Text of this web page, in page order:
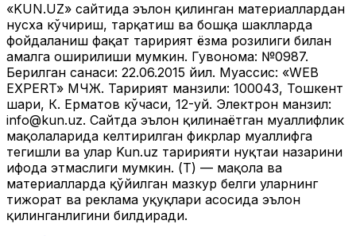
«KUN.UZ» сайтида эълон қилинган материаллардан
нусха кўчириш, тарқатиш ва бошқа шаклларда
фойдаланиш фақат таҳририят ёзма розилиги билан
амалга оширилиши мумкин. Гувоҳнома: №0987.
Берилган санаси: 22.06.2015 йил. Муассис: «WEB
EXPERT» МЧЖ. Таҳририят манзили: 100043, Тошкент
шаҳри, К. Ерматов кўчаси, 12-уй. Электрон манзил:
info@kun.uz. Сайтда эълон қилинаётган муаллифлик
мақолаларида келтирилган фикрлар муаллифга
тегишли ва улар Kun.uz таҳририяти нуқтаи назарини
ифода этмаслиги мумкин. (Т) — мақола ва
материалларда қўйилган мазкур белги уларнинг
тижорат ва реклама ҳуқуқлари асосида эълон
қилинганлигини билдиради.